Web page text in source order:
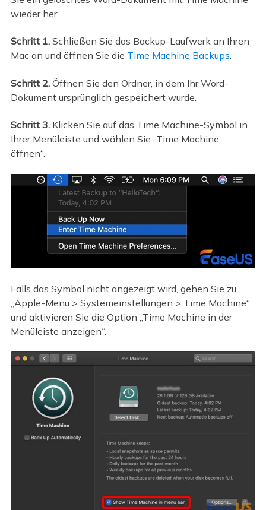
wieder her:
Schritt 1.Schließen Sie das Backup-Laufwerk an Ihren
Mac an und öffnen Sie die Time Machine Backups.
Schritt 2.Öffnen Sie den Ordner, in dem Ihr Word-
Dokument ursprünglich gespeichert wurde.
Schritt 3.Klicken Sie auf das Time Machine-Symbol in
Ihrer Menüleiste und wählen Sie „Time Machine
öffnen“.
Falls das Symbol nicht angezeigt wird, gehen Sie zu
„Apple-Menü > Systemeinstellungen > Time Machine“
und aktivieren Sie die Option „Time Machine in der
Menüleiste anzeigen“.